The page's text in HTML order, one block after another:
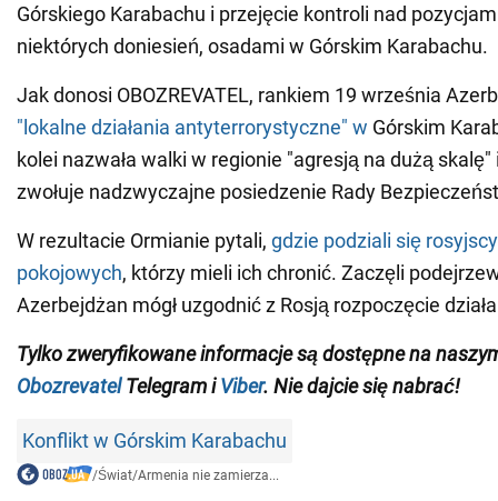
Górskiego Karabachu i przejęcie kontroli nad
niektórych doniesień, osadami w Górskim Karabachu.
Jak donosi OBOZREVATEL, rankiem 19 września
"lokalne działania antyterrorystyczne" w Górskim
kolei nazwała walki w regionie "agresją na dużą skalę" i
zwołuje nadzwyczajne posiedzenie Rady
W rezultacie Ormianie pytali, gdzie podziali się rosyjscy
pokojowych, którzy mieli ich chronić. Zaczęli
Azerbejdżan mógł uzgodnić z Rosją rozpoczęcie
Tylko zweryfikowane informacje są dostępne na
ObozrevatelTelegram iViber. Nie dajcie się nabrać!
Konflikt w Górskim Karabachu
/Świat/Armenia nie zamierza...